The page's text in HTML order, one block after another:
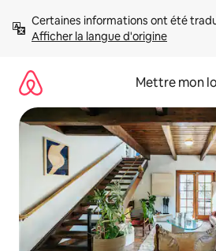
directement
Afficher la langue d'origine
Mettre mon